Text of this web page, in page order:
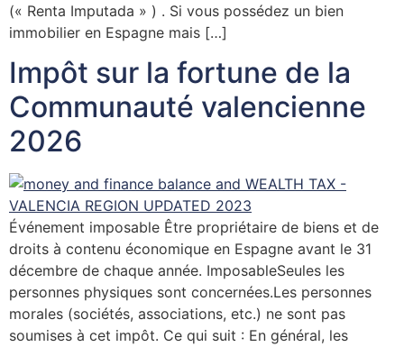
(« Renta Imputada » ) . Si vous possédez un bien
immobilier en Espagne mais […]
Impôt sur la fortune de la
Communauté valencienne
2026
Événement imposable Être propriétaire de biens et de
droits à contenu économique en Espagne avant le 31
décembre de chaque année. ImposableSeules les
personnes physiques sont concernées.Les personnes
morales (sociétés, associations, etc.) ne sont pas
soumises à cet impôt. Ce qui suit : En général, les